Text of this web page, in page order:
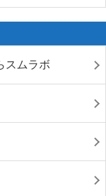
スムラボ